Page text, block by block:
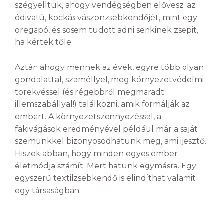
szégyelltük, ahogy vendégségben előveszi az
ódivatú, kockás vászonzsebkendőjét, mint egy
öregapó, és sosem tudott adni senkinek zsepit,
ha kértek tőle.
Aztán ahogy mennek az évek, egyre több olyan
gondolattal, személlyel, meg környezetvédelmi
törekvéssel (és régebbről megmaradt
illemszabállyal!) találkozni, amik formálják az
embert. A környezetszennyezéssel, a
fakivágások eredményével például már a saját
szemünkkel bizonyosodhatunk meg, ami ijesztő.
Hiszek abban, hogy minden egyes ember
életmódja számít. Mert hatunk egymásra. Egy
egyszerű textilzsebkendő is elindíthat valamit
egy társaságban.